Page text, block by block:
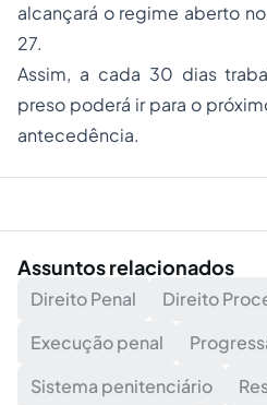
alcançará o regime aberto
27.
Assim, a cada 30 dias
preso poderá ir para o
antecedência.
Assuntos relacionados
Direito Penal Direito
Execução penal
Sistema penitenciário